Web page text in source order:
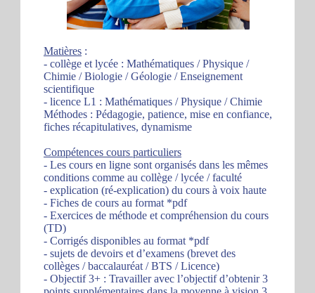
Matières :
- collège et lycée : Mathématiques / Physique /
Chimie / Biologie / Géologie / Enseignement
scientifique
- licence L1 : Mathématiques / Physique / Chimie
Méthodes : Pédagogie, patience, mise en confiance,
fiches récapitulatives, dynamisme
Compétences cours particuliers
- Les cours en ligne sont organisés dans les mêmes
conditions comme au collège / lycée / faculté
- explication (ré-explication) du cours à voix haute
- Fiches de cours au format *pdf
- Exercices de méthode et compréhension du cours
(TD)
- Corrigés disponibles au format *pdf
- sujets de devoirs et d’examens (brevet des
collèges / baccalauréat / BTS / Licence)
- Objectif 3+ : Travailler avec l’objectif d’obtenir 3